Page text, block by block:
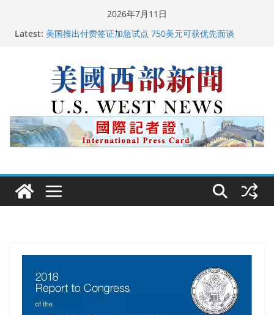
2026年7月11日
Latest:
广州市沉香协会会长周天明：让沉香有序走向世界
美国推出付费签证加急试点 750美元可获优先面谈
美国最高法院维持“出生公民权” : 出生在美国就是美国
人！
中国驻美国大使谢锋邀请美国老教师罗纳德·萨科尔斯基
再次访华